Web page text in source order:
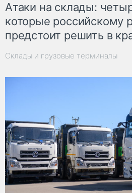
Атаки на склады:
которые российскому
предстоит решить в
Склады и грузовые терминалы